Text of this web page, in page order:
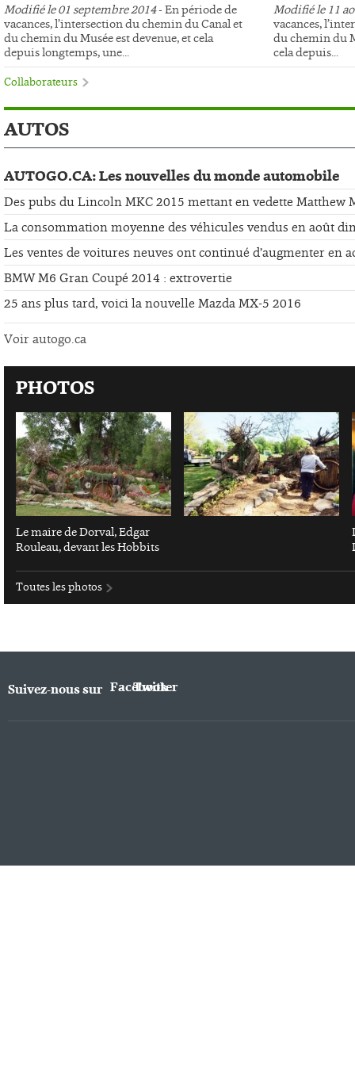
Modifié le 01 septembre 2014- En période de
vacances, l’intersection du chemin du Canal et
du chemin du Musée est devenue, et cela
depuis longtemps, une...
Modifié le 11
vacances,
du chemin du
cela depuis...
Collaborateurs
AUTOS
AUTOGO.CA: Les nouvelles du monde automobile
Des pubs du Lincoln MKC 2015 mettant en vedette Matthew
La consommation moyenne des véhicules vendus en août
Les ventes de voitures neuves ont continué d’augmenter en
BMW M6 Gran Coupé 2014 : extrovertie
25 ans plus tard, voici la nouvelle Mazda MX-5 2016
Voir autogo.ca
PHOTOS
Le maire de Dorval, Edgar
Rouleau, devant les Hobbits
Toutes les photos
Suivez-nous sur Facebook
Twitter